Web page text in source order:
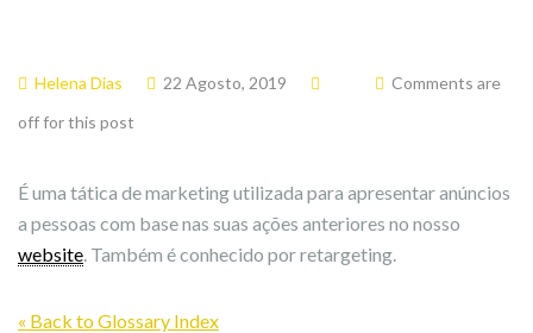
Helena Dias 22 Agosto, 2019
Comments are
off for this post
É uma tática de marketing utilizada para apresentar anúncios
a pessoas com base nas suas ações anteriores no nosso
website. Também é conhecido por retargeting.
« Back to Glossary Index